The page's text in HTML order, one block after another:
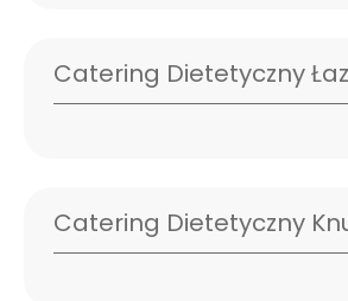
Catering Dietetyczny
Catering Dietetyczny